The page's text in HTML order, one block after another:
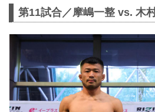
11月3日（月
KOBEにて開
ヴガール・
は、ケラモ
め試合中止
いたします。
ケラモフが
クタースト
ヴガール・
第11試合／摩嶋一整 vs. 木